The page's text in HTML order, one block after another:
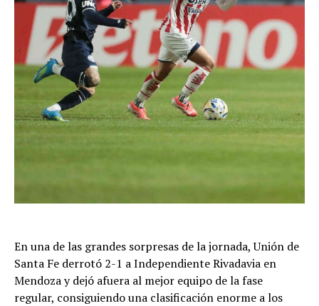
En una de las grandes sorpresas de la jornada, Unión de
Santa Fe derrotó 2-1 a Independiente Rivadavia en
Mendoza y dejó afuera al mejor equipo de la fase
regular, consiguiendo una clasificación enorme a los